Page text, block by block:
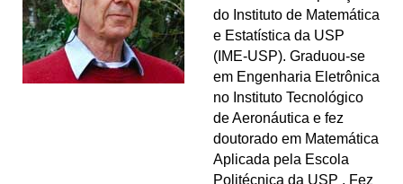
do Instituto de Matemática
e Estatística da USP
(IME-USP). Graduou-se
em Engenharia Eletrônica
no Instituto Tecnológico
de Aeronáutica e fez
doutorado em Matemática
Aplicada pela Escola
Politécnica da USP . Fez